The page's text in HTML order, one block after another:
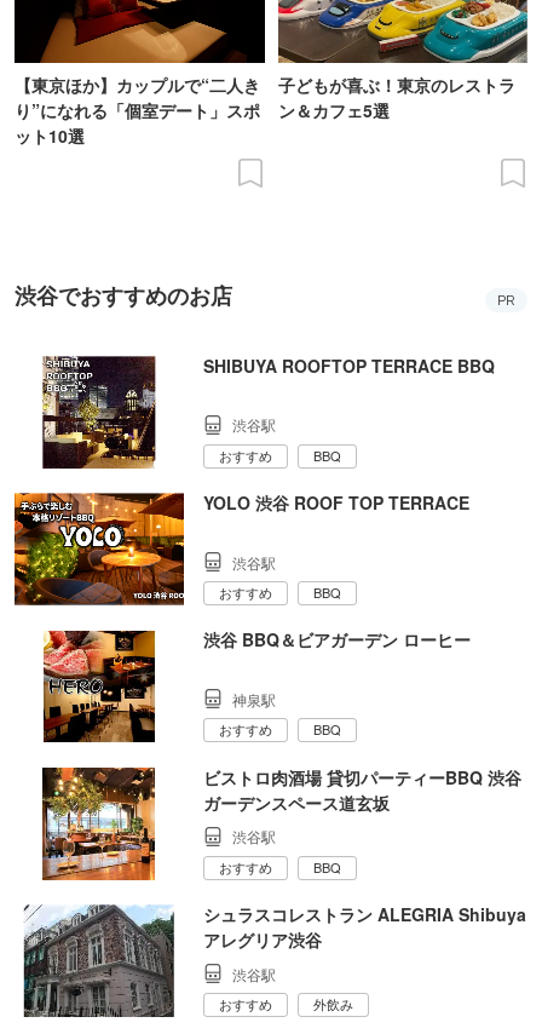
【東京ほか】カップルで“二人き
り”になれる「個室デート」スポ
ット10選
子どもが喜ぶ！東京のレストラ
ン＆カフェ5選
渋谷でおすすめのお店 PR
SHIBUYA ROOFTOP TERRACE BBQ
渋谷駅
おすすめ BBQ
YOLO 渋谷 ROOF TOP TERRACE
渋谷駅
おすすめ BBQ
渋谷 BBQ＆ビアガーデン ローヒー
神泉駅
おすすめ BBQ
ビストロ肉酒場 貸切パーティーBBQ 渋谷
ガーデンスペース道玄坂
渋谷駅
おすすめ BBQ
シュラスコレストラン ALEGRIA Shibuya
アレグリア渋谷
渋谷駅
おすすめ 外飲み